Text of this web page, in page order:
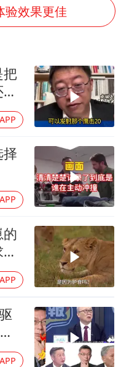
导干部带头休假
女子利用漏洞0元薅走3000多件家电
认与27岁模特的恋情
局 实干挑大梁
验效果更佳
把
复